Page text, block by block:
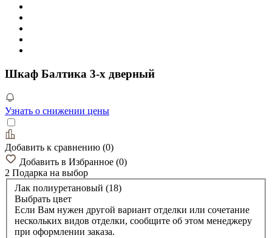
Шкаф Балтика 3-х дверный
Узнать о снижении цены
Добавить к сравнению (0)
Добавить в Избранное (0)
2 Подарка на выбор
Лак полиуретановый (18)
Выбрать цвет
Если Вам нужен другой вариант отделки или сочетание
нескольких видов отделки, сообщите об этом менеджеру
при оформлении заказа.